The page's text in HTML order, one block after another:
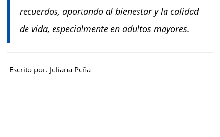
recuerdos, aportando al bienestar y la calidad
de vida, especialmente en adultos mayores.
Escrito por: Juliana Peña